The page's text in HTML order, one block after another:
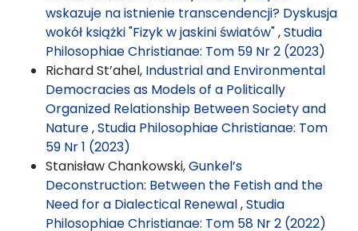
wskazuje na istnienie transcendencji? Dyskusja
wokół książki "Fizyk w jaskini światów",Studia
Philosophiae Christianae: Tom 59 Nr 2 (2023)
Richard St’ahel, Industrial and Environmental
Democracies as Models of a Politically
Organized Relationship Between Society and
Nature,Studia Philosophiae Christianae: Tom
59 Nr 1 (2023)
Stanisław Chankowski,Gunkel’s
Deconstruction: Between the Fetish and the
Need for a Dialectical Renewal,Studia
Philosophiae Christianae: Tom 58 Nr 2 (2022)